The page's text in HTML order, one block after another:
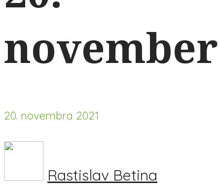
november
20. novembra 2021
Rastislav Betina